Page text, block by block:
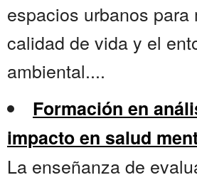
espacios urbanos para
calidad de vida y el
ambiental....
Formación en
impacto en salud
La enseñanza de